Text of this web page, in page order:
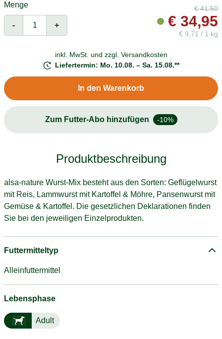
Menge
- +
€41,50
€ 34,95
€ 9,71 / 1 kg
inkl. MwSt. und zzgl. Versandkosten
Liefertermin: Mo. 10.08. – Sa. 15.08.**
In den Warenkorb
Zum Futter-Abo hinzufügen -10%
Produktbeschreibung
alsa-nature Wurst-Mix besteht aus den Sorten: Geflügelwurst
mit Reis, Lammwurst mit Kartoffel & Möhre, Pansenwurst mit
Gemüse & Kartoffel. Die gesetzlichen Deklarationen finden
Sie bei den jeweiligen Einzelprodukten.
Futtermitteltyp
Alleinfuttermittel
Lebensphase
Adult